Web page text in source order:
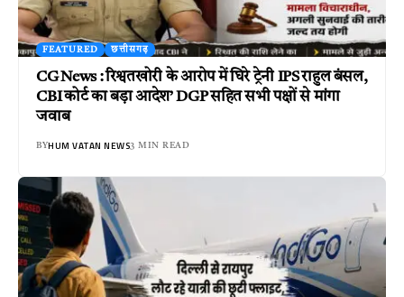
FEATURED छत्तीसगढ़
CG News : रिश्वतखोरी के आरोप में घिरे ट्रेनी IPS राहुल बंसल,
CBI कोर्ट का बड़ा आदेश’ DGP सहित सभी पक्षों से मांगा
जवाब
BYHUM VATAN NEWS3 MIN READ